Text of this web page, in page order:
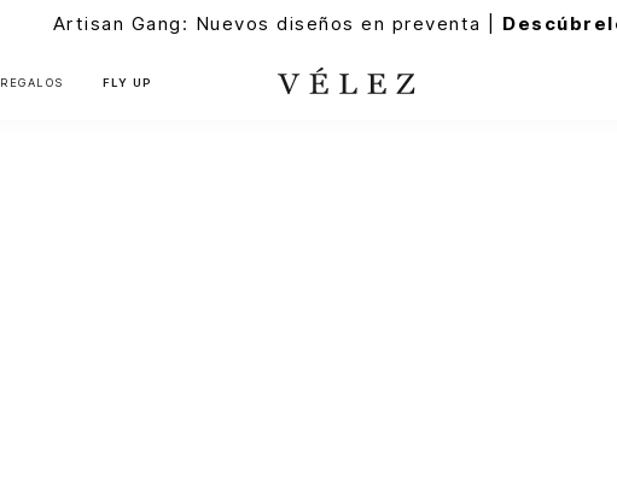
Artisan Gang: Nuevos diseños en preventa |
REGALOS FLY UP